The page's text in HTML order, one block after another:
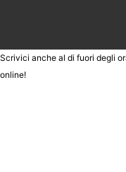
Scrivici anche al di fuori degli
online!